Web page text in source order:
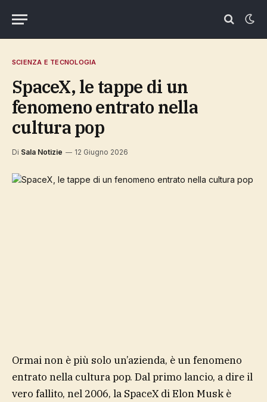
SCIENZA E TECNOLOGIA
SpaceX, le tappe di un
fenomeno entrato nella
cultura pop
Di Sala Notizie 12 Giugno 2026
Ormai non è più solo un’azienda, è un fenomeno
entrato nella cultura pop. Dal primo lancio, a dire il
vero fallito, nel 2006, la SpaceX di Elon Musk è